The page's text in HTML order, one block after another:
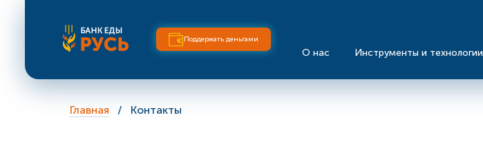
Поддержать деньгами
О нас Инструменты и технологии
Главная Контакты